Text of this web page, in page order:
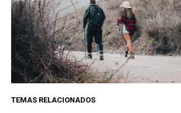
TEMAS RELACIONADOS